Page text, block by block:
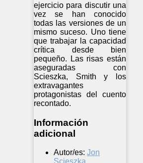
ejercicio para discutir una
vez se han conocido
todas las versiones de un
mismo suceso. Uno tiene
que trabajar la capacidad
crítica desde bien
pequeño. Las risas están
aseguradas con
Scieszka, Smith y los
extravagantes
protagonistas del cuento
recontado.
Información
adicional
Autor/es: Jon